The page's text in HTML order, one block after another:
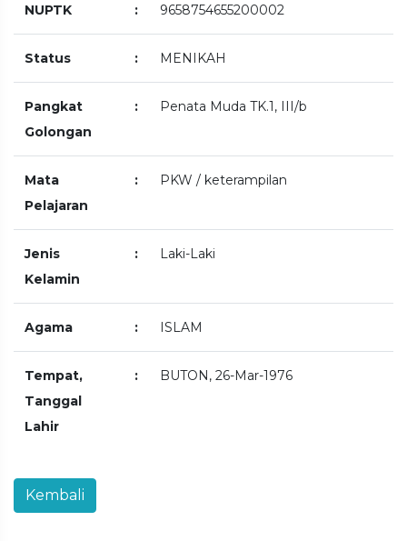
NUPTK : 9658754655200002
Status : MENIKAH
Pangkat
Golongan
: Penata Muda TK.1, III/b
Mata
Pelajaran
: PKW / keterampilan
Jenis
Kelamin
: Laki-Laki
Agama : ISLAM
Tempat,
Tanggal
Lahir
: BUTON, 26-Mar-1976